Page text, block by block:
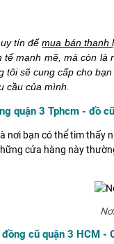
uy tín đểmua bán thanh
mạnh mẽ, mà còn
tôi sẽ cung cấp cho
cầu của mình.
quận 3 Tphcm - đồ
nơi bạn có thể tìm thấy
cửa hàng này
cũ quận 3 HCM -